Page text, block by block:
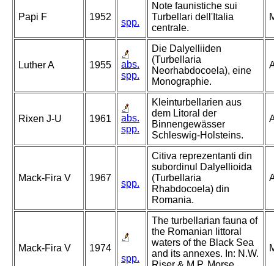
Papi F 1952
spp.
Note faunistiche sui
Turbellari dell'Italia
centrale.
Luther A 1955
abs.
spp.
Die Dalyelliiden
(Turbellaria
Neorhabdocoela), eine
Monographie.
Rixen J-U 1961
abs.
spp.
Kleinturbellarien aus
dem Litoral der
Binnengewässer
Schleswig-Holsteins.
Mack-Fira V 1967
spp.
Citiva reprezentanti din
subordinul Dalyellioida
(Turbellaria
Rhabdocoela) din
Romania.
Mack-Fira V
1974
spp.
The turbellarian fauna of
the Romanian littoral
waters of the Black Sea
and its annexes. In: N.W.